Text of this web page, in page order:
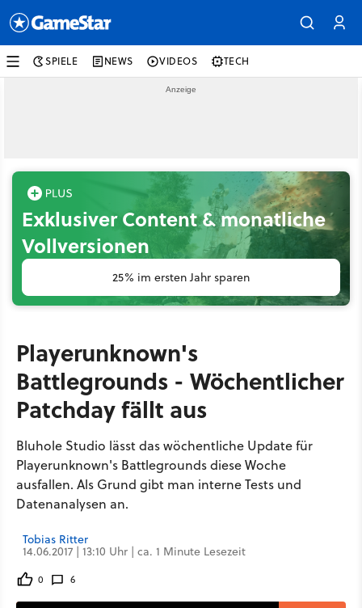
SPIELE NEWS VIDEOS TECH
Exklusiver Content & monatliche
Vollversionen
25% im ersten Jahr sparen
Playerunknown's
Battlegrounds - Wöchentlicher
Patchday fällt aus
Bluhole Studio lässt das wöchentliche Update für
Playerunknown's Battlegrounds diese Woche
ausfallen. Als Grund gibt man interne Tests und
Datenanalysen an.
Tobias Ritter
14.06.2017 | 13:10 Uhr | ca. 1 Minute Lesezeit
0 6